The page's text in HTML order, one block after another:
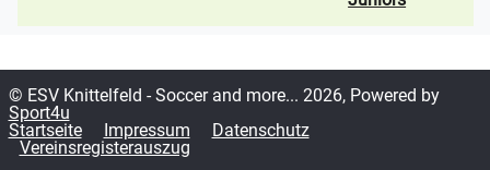
© ESV Knittelfeld - Soccer and more... 2026, Powered by
Sport4u
Startseite
Impressum
Datenschutz
Vereinsregisterauszug